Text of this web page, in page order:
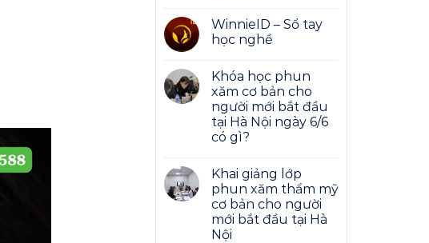
WinnieID – Sổ tay
học nghề
Khóa học phun
xăm cơ bản cho
người mới bắt đầu
tại Hà Nội ngày 6/6
có gì?
Khai giảng lớp
phun xăm thẩm mỹ
cơ bản cho người
mới bắt đầu tại Hà
Nội